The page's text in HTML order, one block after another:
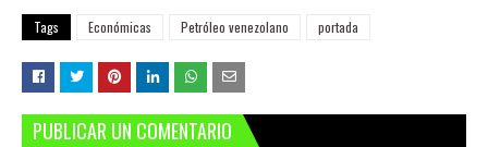
Tags Económicas Petróleo venezolano portada
PUBLICAR UN COMENTARIO